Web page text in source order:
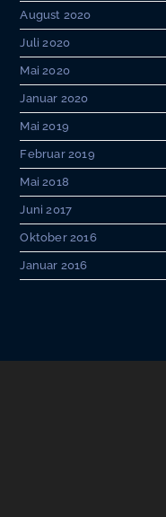
August 2020
Juli 2020
Mai 2020
Januar 2020
Mai 2019
Februar 2019
Mai 2018
Juni 2017
Oktober 2016
Januar 2016